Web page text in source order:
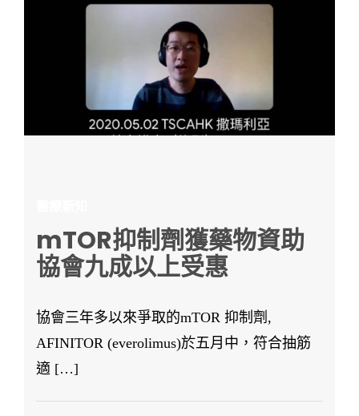
mTOR抑制劑獲藥物資助
協會九成以上受惠
協會三年多以來爭取的mTOR 抑制劑,
AFINITOR (everolimus)於五月中，符合抽筋
適 […]